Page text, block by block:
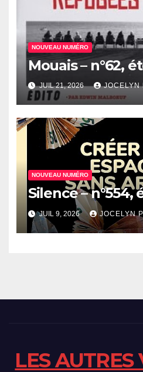
NOUVEAU NUMÉRO
Mouais – n°62,
JUIL 21, 2026 JOCELYN
NOUVEAU NUMÉRO
Silence – n°554,
JUIL 9, 2026 JOCELYN
LES AUTRES